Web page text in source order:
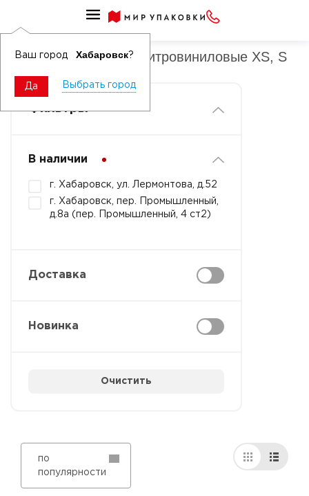
Ваш город Хабаровск?
Да Выбрать город
Перчатки в коробке нитровиниловые XS, S
Фильтры
В наличии
г. Хабаровск, ул. Лермонтова, д.52
г. Хабаровск, пер. Промышленный,
д.8а (пер. Промышленный, 4 ст2)
Доставка
Новинка
Очистить
по
популярности